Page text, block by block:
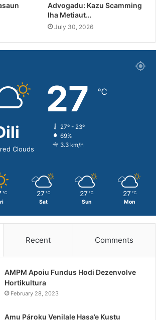
Advogadu: Kazu Scamming
Iha Metiaut…
July 30, 2026
Clouds
27 ℃
27º - 23º
69%
3.3 km/h
℃ 27 ℃
Sat
27 ℃
Sun
27 ℃
Mon
Recent Comments
AMPM Apoiu Fundus Hodi Dezenvolve
Hortikultura
February 28, 2023
Amu Pároku Venilale Hasa’e Kustu